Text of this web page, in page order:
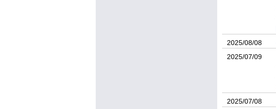
2025/08/08
2025/07/09
2025/07/08